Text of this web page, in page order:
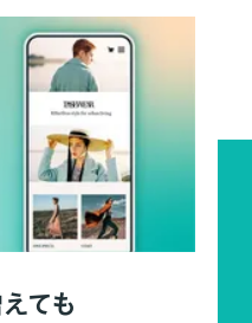
ても